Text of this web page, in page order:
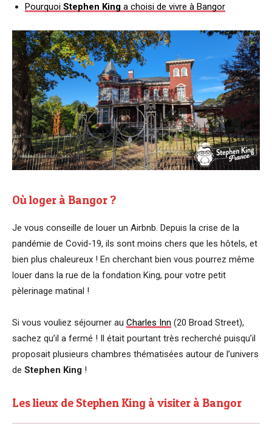
Pourquoi Stephen King a choisi de vivre à Bangor
Où loger à Bangor ?
Je vous conseille de louer un Airbnb. Depuis la crise de la
pandémie de Covid-19, ils sont moins chers que les hôtels, et
bien plus chaleureux ! En cherchant bien vous pourrez même
louer dans la rue de la fondation King, pour votre petit
pèlerinage matinal !
Si vous vouliez séjourner au Charles Inn (20 Broad Street),
sachez qu’il a fermé ! Il était pourtant très recherché puisqu’il
proposait plusieurs chambres thématisées autour de l’univers
de Stephen King !
Les lieux de Stephen King à visiter à Bangor